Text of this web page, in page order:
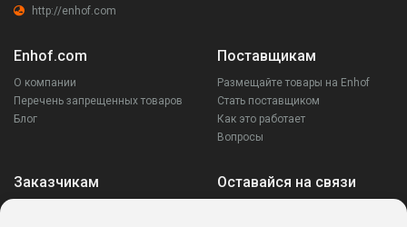
http://enhof.com
Enhof.com
О компании
Перечень запрещенных товаров
Блог
Поставщикам
Размещайте товары на Enhof
Стать поставщиком
Как это работает
Вопросы
Заказчикам Оставайся на связи